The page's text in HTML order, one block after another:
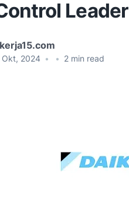
Leader
Okt, 2024 • • 2 min read